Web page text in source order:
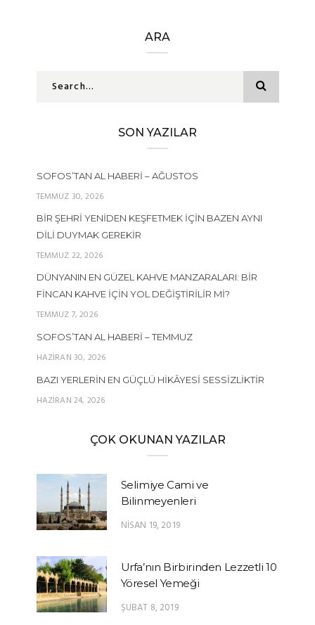
ARA
SON YAZILAR
SOFOS’TAN AL HABERI – AĞUSTOS
TEMMUZ 30, 2026
BIR ŞEHRI YENIDEN KEŞFETMEK İÇIN BAZEN AYNI
DILI DUYMAK GEREKIR
TEMMUZ 22, 2026
DÜNYANIN EN GÜZEL KAHVE MANZARALARI: BIR
FINCAN KAHVE İÇIN YOL DEĞIŞTIRILIR MI?
TEMMUZ 7, 2026
SOFOS’TAN AL HABERI – TEMMUZ
HAZIRAN 30, 2026
BAZI YERLERIN EN GÜÇLÜ HIKÂYESI SESSIZLIKTIR
HAZIRAN 24, 2026
ÇOK OKUNAN YAZILAR
Selimiye Cami ve
Bilinmeyenleri
NISAN 19, 2019
Urfa’nın Birbirinden Lezzetli 10
Yöresel Yemeği
ŞUBAT 8, 2019